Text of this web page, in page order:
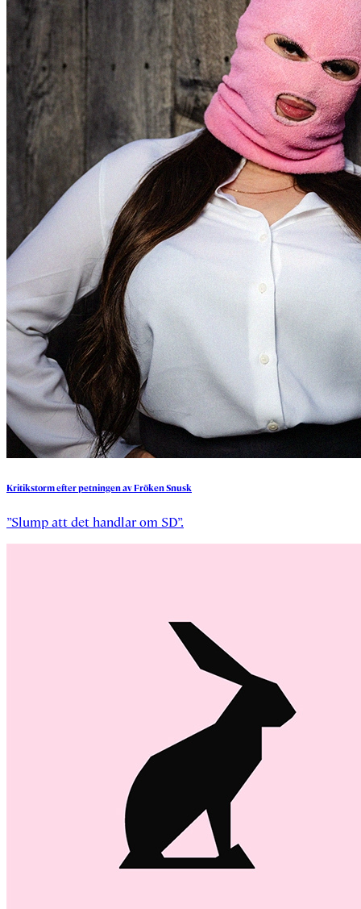
KritikstormefterpetningenavFrökenSnusk
”Slump att det handlar om SD”.